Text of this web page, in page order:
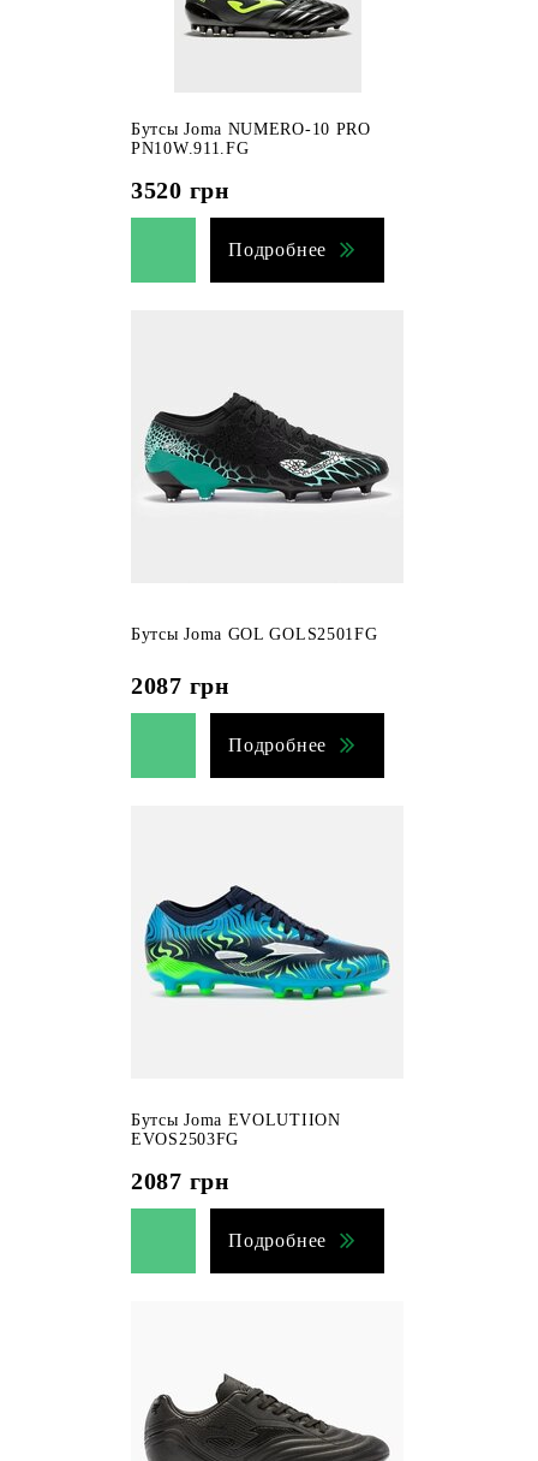
Бутсы Joma NUMERO-10 PRO
PN10W.911.FG
3520 грн
Подробнее
Бутсы Joma GOL GOLS2501FG
2087 грн
Подробнее
Бутсы Joma EVOLUTIION
EVOS2503FG
2087 грн
Подробнее